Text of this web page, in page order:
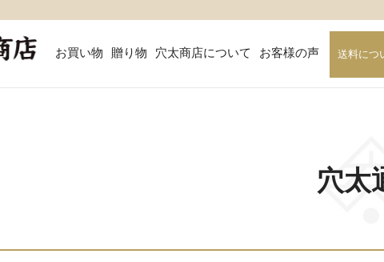
お買い物 贈り物 穴太商店について お客様の声 送料につ
穴太